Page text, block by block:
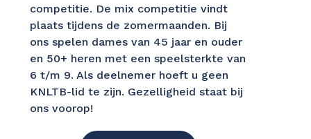
competitie. De mix competitie vindt
plaats tijdens de zomermaanden. Bij
ons spelen dames van 45 jaar en ouder
en 50+ heren met een speelsterkte van
6 t/m 9. Als deelnemer hoeft u geen
KNLTB-lid te zijn. Gezelligheid staat bij
ons voorop!